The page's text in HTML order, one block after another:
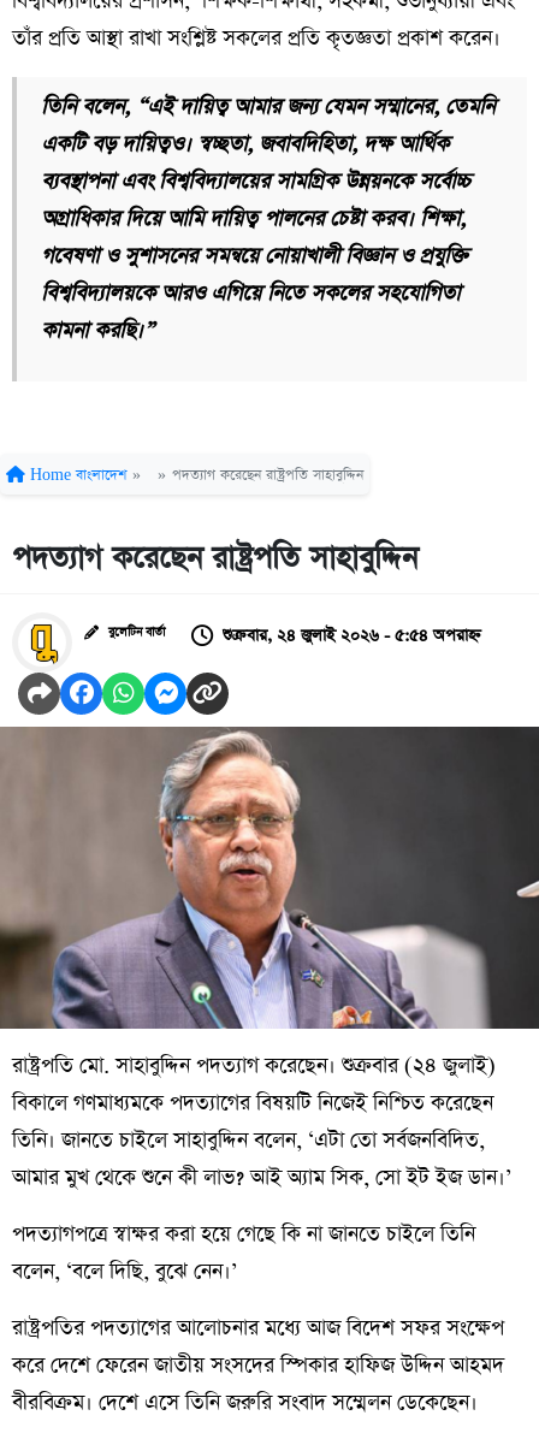
তাঁর প্রতি আস্থা রাখা সংশ্লিষ্ট সকলের প্রতি কৃতজ্ঞতা প্রকাশ করেন।
তিনি বলেন, “এই দায়িত্ব আমার জন্য যেমন সম্মানের, তেমনি
একটি বড় দায়িত্বও। স্বচ্ছতা, জবাবদিহিতা, দক্ষ আর্থিক
ব্যবস্থাপনা এবং বিশ্ববিদ্যালয়ের সামগ্রিক উন্নয়নকে সর্বোচ্চ
অগ্রাধিকার দিয়ে আমি দায়িত্ব পালনের চেষ্টা করব। শিক্ষা,
গবেষণা ও সুশাসনের সমন্বয়ে নোয়াখালী বিজ্ঞান ও প্রযুক্তি
বিশ্ববিদ্যালয়কে আরও এগিয়ে নিতে সকলের সহযোগিতা
কামনা করছি।”
Home বাংলাদেশ » » পদত্যাগ করেছেন রাষ্ট্রপতি সাহাবুদ্দিন
পদত্যাগ করেছেন রাষ্ট্রপতি সাহাবুদ্দিন
বুলেটিন বার্তা শুক্রবার, ২৪ জুলাই ২০২৬ - ৫:৫৪ অপরাহ্ন
রাষ্ট্রপতি মো. সাহাবুদ্দিন পদত্যাগ করেছেন। শুক্রবার (২৪ জুলাই)
বিকালে গণমাধ্যমকে পদত্যাগের বিষয়টি নিজেই নিশ্চিত করেছেন
তিনি। জানতে চাইলে সাহাবুদ্দিন বলেন, ‘এটা তো সর্বজনবিদিত,
আমার মুখ থেকে শুনে কী লাভ? আই অ্যাম সিক, সো ইট ইজ ডান।’
পদত্যাগপত্রে স্বাক্ষর করা হয়ে গেছে কি না জানতে চাইলে তিনি
বলেন, ‘বলে দিছি, বুঝে নেন।’
রাষ্ট্রপতির পদত্যাগের আলোচনার মধ্যে আজ বিদেশ সফর সংক্ষেপ
করে দেশে ফেরেন জাতীয় সংসদের স্পিকার হাফিজ উদ্দিন আহমদ
বীরবিক্রম। দেশে এসে তিনি জরুরি সংবাদ সম্মেলন ডেকেছেন।